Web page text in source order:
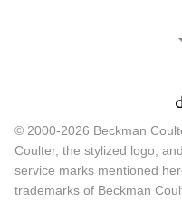
© 2000-2026 Beckman
Coulter, the stylized logo,
service marks mentioned
trademarks of Beckman